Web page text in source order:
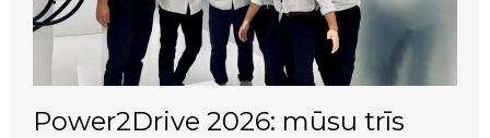
Power2Drive 2026: mūsu trīs